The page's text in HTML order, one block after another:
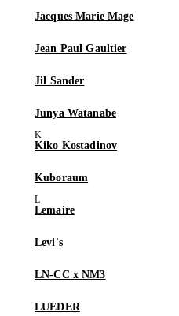
Jacques Marie Mage
Jean Paul Gaultier
Jil Sander
Junya Watanabe
Kiko Kostadinov
Kuboraum
Lemaire
Levi's
LN-CC x NM3
LUEDER